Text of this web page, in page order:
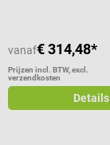
vanaf€ 314,48*
Prijzen incl. BTW, excl.
verzendkosten
Details